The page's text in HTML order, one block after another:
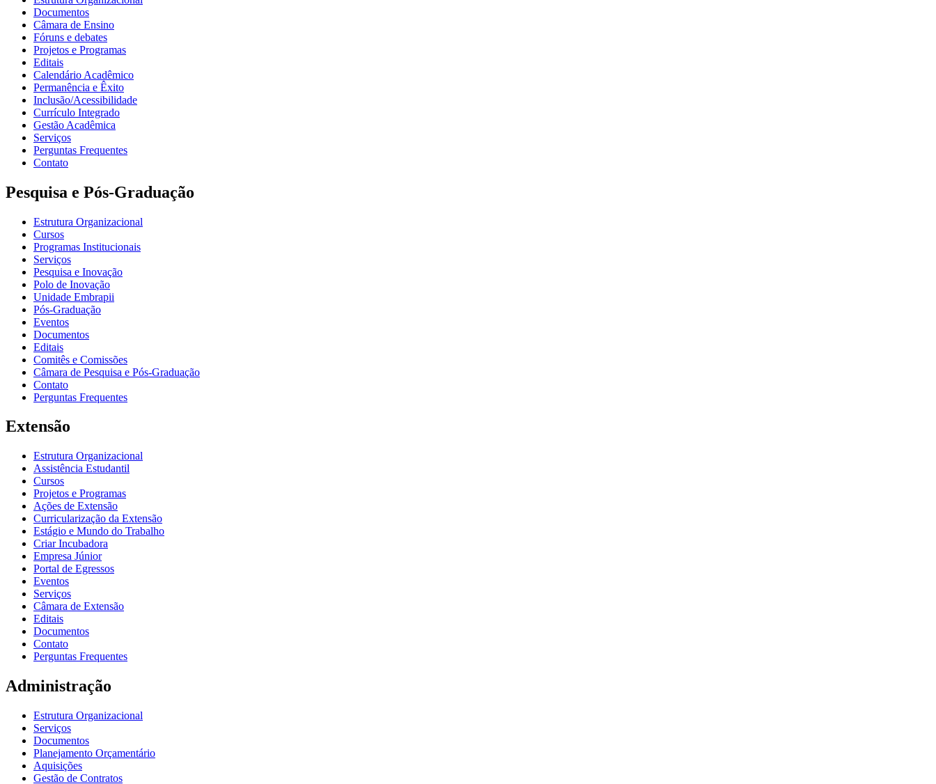
Documentos
Câmara de Ensino
Fóruns e debates
Projetos e Programas
Editais
Calendário Acadêmico
Permanência e Êxito
Inclusão/Acessibilidade
Currículo Integrado
Gestão Acadêmica
Serviços
Perguntas Frequentes
Contato
Pesquisa e Pós-Graduação
Estrutura Organizacional
Cursos
Programas Institucionais
Serviços
Pesquisa e Inovação
Polo de Inovação
Unidade Embrapii
Pós-Graduação
Eventos
Documentos
Editais
Comitês e Comissões
Câmara de Pesquisa e Pós-Graduação
Contato
Perguntas Frequentes
Extensão
Estrutura Organizacional
Assistência Estudantil
Cursos
Projetos e Programas
Ações de Extensão
Curricularização da Extensão
Estágio e Mundo do Trabalho
Criar Incubadora
Empresa Júnior
Portal de Egressos
Eventos
Serviços
Câmara de Extensão
Editais
Documentos
Contato
Perguntas Frequentes
Administração
Estrutura Organizacional
Serviços
Documentos
Planejamento Orçamentário
Aquisições
Gestão de Contratos